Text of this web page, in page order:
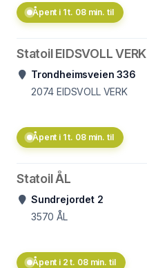
Åpent i 1 t. 08 min. til
Statoil EIDSVOLL VERK
Trondheimsveien 336
2074 EIDSVOLL VERK
Åpent i 1 t. 08 min. til
Statoil ÅL
Sundrejordet 2
3570 ÅL
Åpent i 2 t. 08 min. til